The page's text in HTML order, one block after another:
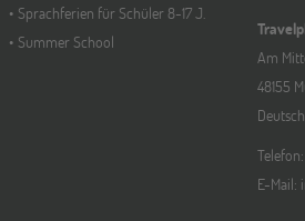
Sprachferien für Schüler 8-17 J.
Summer School
Am
48155
E-Mail: